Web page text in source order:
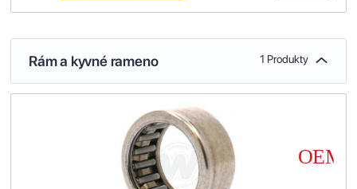
Rám a kyvné rameno 1 Produkty